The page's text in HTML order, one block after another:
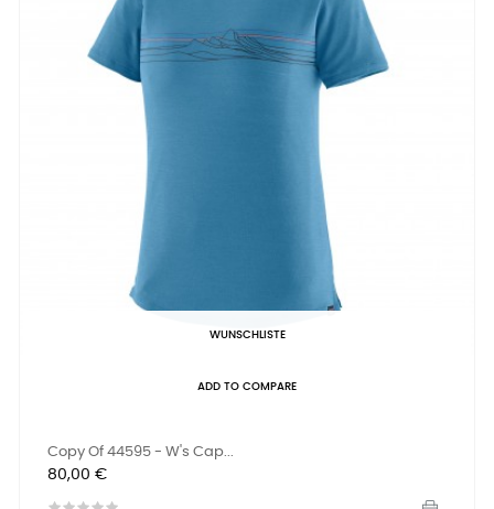
WUNSCHLISTE
ADD TO COMPARE
Copy Of 44595 - W's Cap...
Preis
80,00 €